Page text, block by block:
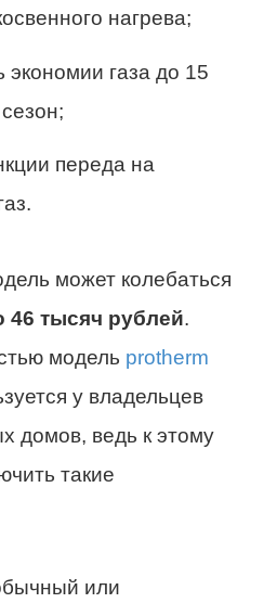
нагрева;
экономии газа до 15
переда на
может колебаться
46 тысяч рублей.
модель protherm
у владельцев
домов, ведь к этому
такие
или